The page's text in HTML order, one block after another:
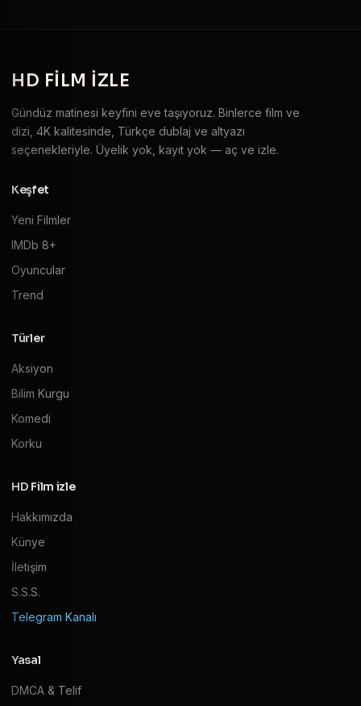
HD FILM IZLE
Gündüz matinesi keyfini eve taşıyoruz. Binlerce film ve
dizi, 4K kalitesinde, Türkçe dublaj ve altyazı
seçenekleriyle. Üyelik yok, kayıt yok — aç ve izle.
Keşfet
Yeni Filmler
IMDb 8+
Oyuncular
Trend
Türler
Aksiyon
Bilim Kurgu
Komedi
Korku
HD Film izle
Hakkımızda
Künye
İletişim
S.S.S.
Telegram Kanalı
Yasal
DMCA & Telif